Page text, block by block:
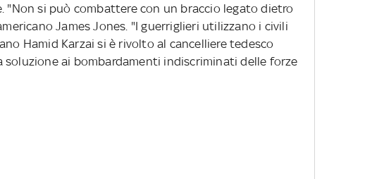
"Non si può combattere con un braccio legato dietro
James Jones. "I guerriglieri utilizzano i civili
Hamid Karzai si è rivolto al cancelliere tedesco
soluzione ai bombardamenti indiscriminati delle forze